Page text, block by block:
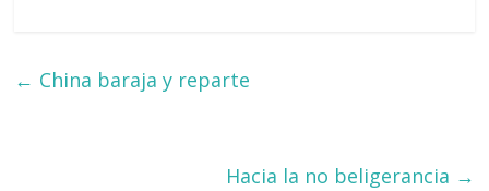
← China baraja y reparte
Hacia la no beligerancia →